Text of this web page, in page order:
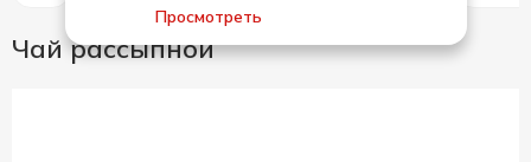
Просмотреть
Чай рассыпной